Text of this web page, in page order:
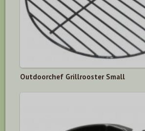
Outdoorchef Grillrooster Small